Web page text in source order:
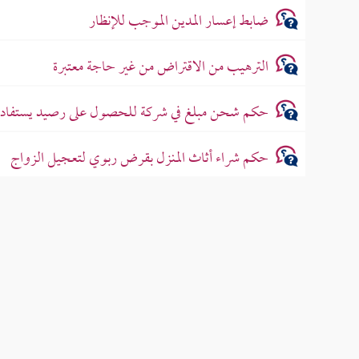
ضابط إعسار المدين الموجب للإنظار
الترهيب من الاقتراض من غير حاجة معتبرة
حكم شحن مبلغ في شركة للحصول على رصيد يستفاد
حكم شراء أثاث المنزل بقرض ربوي لتعجيل الزواج